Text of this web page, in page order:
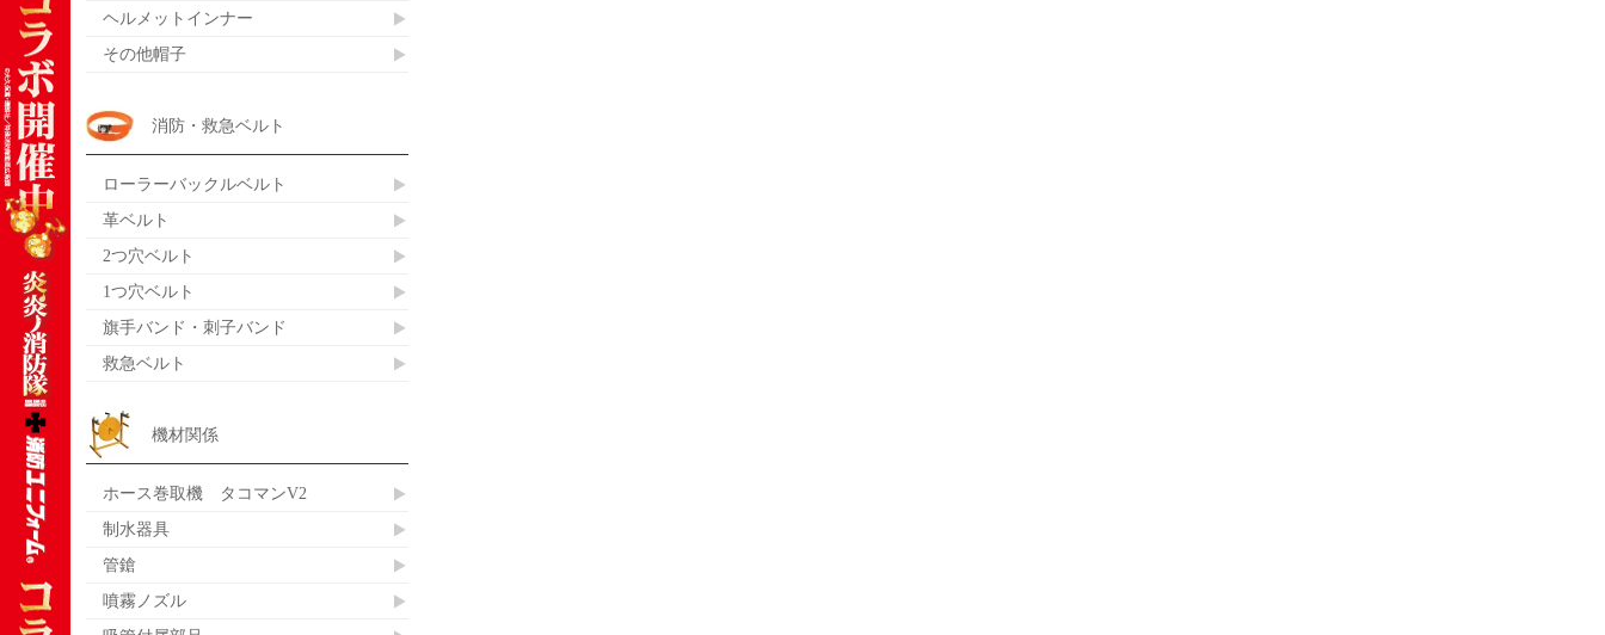
ヘルメットインナー
その他帽子
消防・救急ベルト
ローラーバックルベルト
革ベルト
2つ穴ベルト
1つ穴ベルト
旗手バンド・刺子バンド
救急ベルト
機材関係
ホース巻取機 タコマンV2
制水器具
管鎗
噴霧ノズル